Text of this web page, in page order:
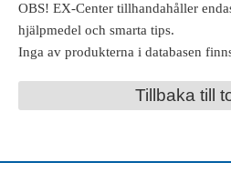
OBS! EX-Center tillhandahåller
hjälpmedel och smarta tips.
Inga av produkterna i databasen
Tillbaka till